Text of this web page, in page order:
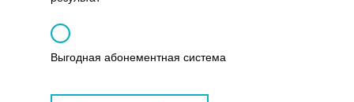
Выгодная абонементная система